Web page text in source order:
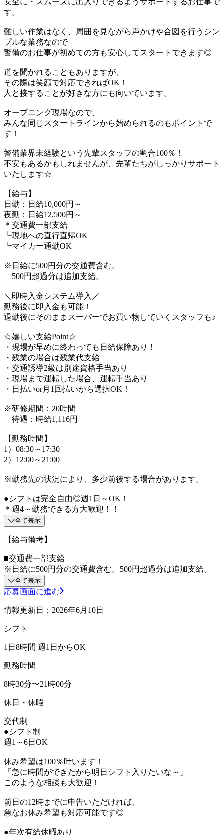
す。
難しい作業はなく、周囲を見ながら声かけや合図を行うシン
プルな業務なので
警備のお仕事が初めての方も安心してスタートできます◎
道を聞かれることもありますが、
その際は笑顔で対応できればOK！
人と接することが好きな方にも向いています。
オープニング現場なので、
みんな同じスタートラインから始められるのもポイントで
す！
警備業界未経験という先輩スタッフの割合100％！
不安もあるかもしれませんが、先輩たちがしっかりサポート
いたします☆
【給与】
日勤：日給10,000円～
夜勤：日給12,500円～
＊交通費一部支給
┗現地への直行直帰OK
┗マイカー通勤OK
※日給に500円分の交通費含む。
500円超過分は追加支給。
＼即時入金システム導入／
勤務後に即入金も可能！
退勤後にそのままスーパーでお買い物していくスタッフも♪
☆嬉しい支給Point☆
・現場が早めに終わっても日給保障あり！
・残業の場合は残業代支給
・交通誘導2級は別途資格手当あり
・現場まで運転した場合、運転手当あり
・日払いor月1回払いから選択OK！
※研修期間：20時間
待遇：時給1,116円
【勤務時間】
1）08:30～17:30
2）12:00～21:00
※勤務先の状況により、多少前後する場合があります。
●シフトは完全自由◎週1日～OK！
＊週4～勤務できる方大歓迎！！
全て表示
【給与備考】
■交通費一部支給
※日給に500円分の交通費含む。500円超過分は追加支給。
全て表示
応募画面に進む
情報更新日：2026年6月10日
シフト
1日8時間 週1日からOK
勤務時間
8時30分〜21時00分
休日・休暇
交代制
●シフト制
週1～6日OK
休み希望は100％叶います！
「急に時間ができたから明日シフト入りたいな～」
このような相談も大歓迎！
前日の12時までに申告いただければ、
急なお休み希望も対応可能です◎
●年次有給休暇あり